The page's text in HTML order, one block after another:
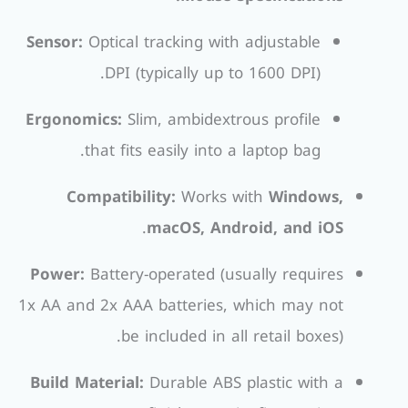
Sensor: Optical tracking with adjustable
DPI (typically up to 1600 DPI).
Ergonomics: Slim, ambidextrous profile
that fits easily into a laptop bag.
Compatibility: Works with Windows,
macOS, Android, and iOS
.
Power: Battery-operated (usually requires
1x AA and 2x AAA batteries, which may not
be included in all retail boxes).
Build Material: Durable ABS plastic with a